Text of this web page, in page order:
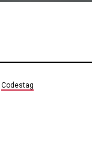
Codestag